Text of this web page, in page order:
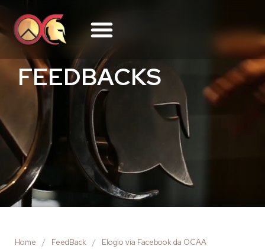
FEEDBACKS
Home / FeedBack / Elogio via Facebook da OCAA